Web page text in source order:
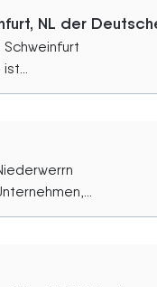
NL der